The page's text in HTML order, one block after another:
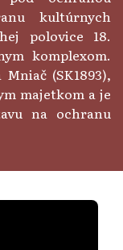
kultúrnych
polovice 18.
komplexom.
(SK1893),
majetkom a je
na ochranu